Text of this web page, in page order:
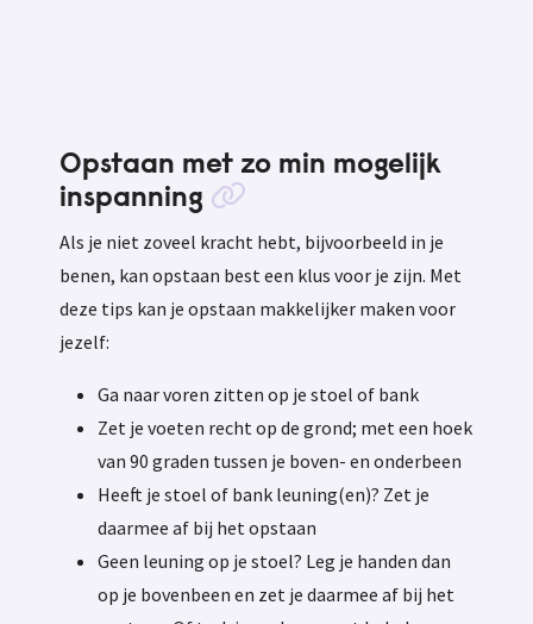
Opstaan met zo min mogelijk
inspanning
Als je niet zoveel kracht hebt, bijvoorbeeld in je
benen, kan opstaan best een klus voor je zijn. Met
deze tips kan je opstaan makkelijker maken voor
jezelf:
Ga naar voren zitten op je stoel of bank
Zet je voeten recht op de grond; met een hoek
van 90 graden tussen je boven- en onderbeen
Heeft je stoel of bank leuning(en)? Zet je
daarmee af bij het opstaan
Geen leuning op je stoel? Leg je handen dan
op je bovenbeen en zet je daarmee af bij het